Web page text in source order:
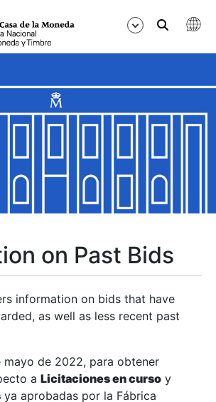
on Past Bids
information on bids that have
as well as less recent past
de 2022, para obtener
a Licitaciones en curso y
ya aprobadas por la Fábrica